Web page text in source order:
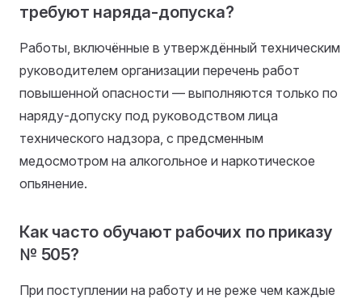
требуют наряда-допуска?
Работы, включённые в утверждённый техническим
руководителем организации перечень работ
повышенной опасности — выполняются только по
наряду-допуску под руководством лица
технического надзора, с предсменным
медосмотром на алкогольное и наркотическое
опьянение.
Как часто обучают рабочих по приказу
№ 505?
При поступлении на работу и не реже чем каждые